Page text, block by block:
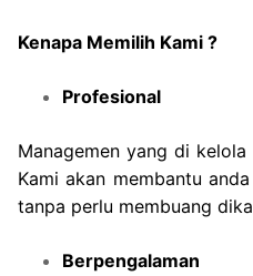
Kenapa Memilih Kami ?
Profesional
Managemen yang di
Kami akan membantu
tanpa perlu membuang
Berpengalaman